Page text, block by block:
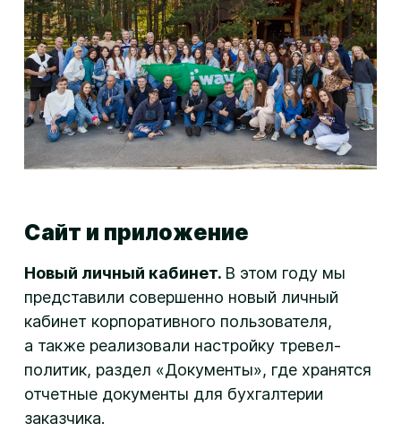
Сайт и приложение
Новый личный кабинет. В этом году мы
представили совершенно новый личный
кабинет корпоративного пользователя,
а также реализовали настройку тревел-
политик, раздел «Документы», где хранятся
отчетные документы для бухгалтерии
заказчика.